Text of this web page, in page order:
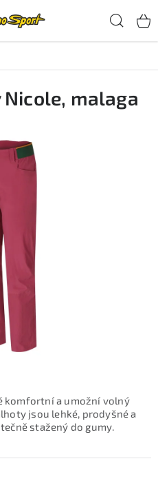
komfortní a umožní volný
jsou lehké, prodyšné a
stažený do gumy.
malaga